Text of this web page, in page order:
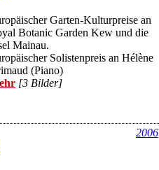
Garten-Kulturpreise an
Botanic Garden Kew und die
Mainau.
Solistenpreis an Hélène
(Piano)
[3 Bilder]
2006